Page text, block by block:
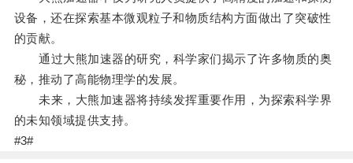
设备，还在探索基本微观粒子和物质结构方面做出了突破性
的贡献。
通过大熊加速器的研究，科学家们揭示了许多物质的奥
秘，推动了高能物理学的发展。
未来，大熊加速器将持续发挥重要作用，为探索科学界
的未知领域提供支持。
#3#